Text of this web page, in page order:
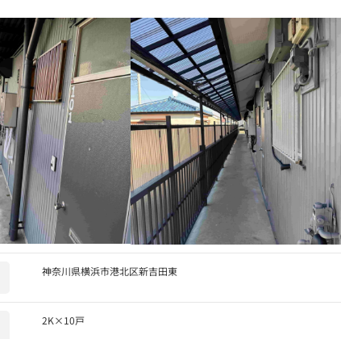
神奈川県横浜市港北区新吉田東
2K×10戸